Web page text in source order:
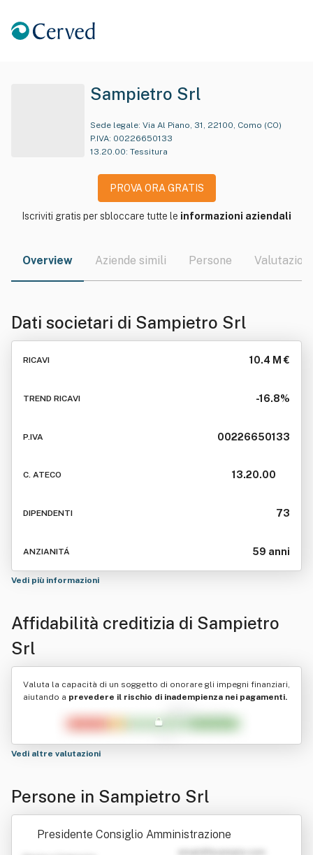
Sampietro Srl
Sede legale: Via Al Piano, 31, 22100, Como (CO)
P.IVA: 00226650133
13.20.00: Tessitura
PROVA ORA GRATIS
Iscriviti gratis per sbloccare tutte le informazioni aziendali
Overview Aziende simili Persone Valutazioni
Dati societari di Sampietro Srl
RICAVI 10.4 M €
TREND RICAVI -16.8%
P.IVA 00226650133
C. ATECO 13.20.00
DIPENDENTI 73
ANZIANITÁ 59 anni
Vedi più informazioni
Affidabilità creditizia di Sampietro
Srl
Valuta la capacità di un soggetto di onorare gli impegni finanziari,
aiutando a prevedere il rischio di inadempienza nei pagamenti.
Vedi altre valutazioni
Persone in Sampietro Srl
Presidente Consiglio Amministrazione